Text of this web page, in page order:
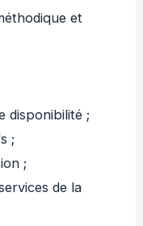
et
disponibilité ;
;
;
de la